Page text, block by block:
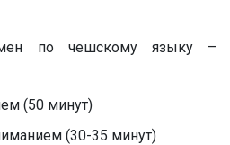
по чешскому языку –
(50 минут)
(30-35 минут)